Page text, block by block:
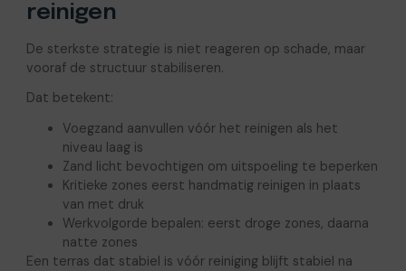
reinigen
De sterkste strategie is niet reageren op schade, maar
vooraf de structuur stabiliseren.
Dat betekent:
Voegzand aanvullen vóór het reinigen als het
niveau laag is
Zand licht bevochtigen om uitspoeling te beperken
Kritieke zones eerst handmatig reinigen in plaats
van met druk
Werkvolgorde bepalen: eerst droge zones, daarna
natte zones
Een terras dat stabiel is vóór reiniging blijft stabiel na